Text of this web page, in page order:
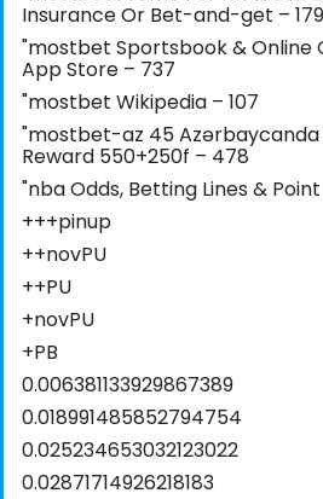
Insurance Or Bet-and-get – 179
"‎mostbet Sportsbook & Online
App Store – 737
"mostbet Wikipedia – 107
"mostbet-az 45 Azərbaycanda
Reward 550+250f – 478
"nba Odds, Betting Lines &
+++pinup
++novPU
++PU
+novPU
+PB
0.006381133929867389
0.018991485852794754
0.025234653032123022
0.02871714926218183